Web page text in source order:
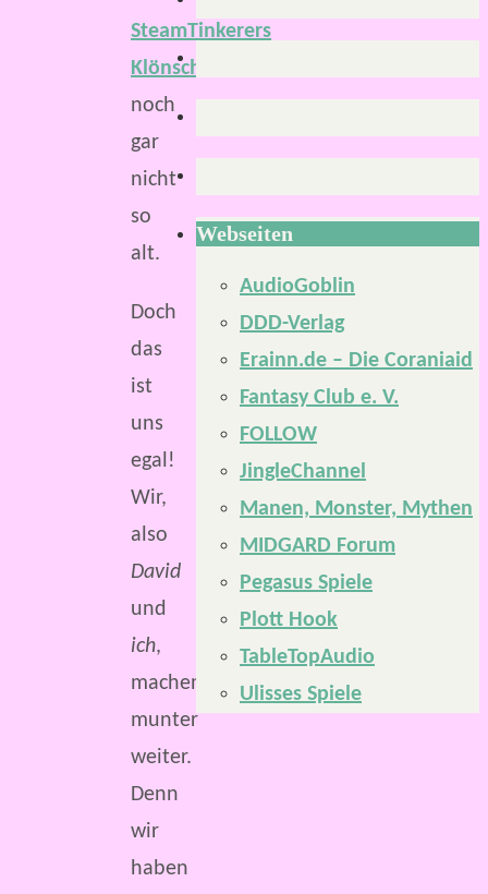
SteamTinkerers
Klönschnack
noch
gar
nicht
so
alt.
Doch
das
ist
uns
egal!
Wir,
also
David
und
ich,
machen
munter
weiter.
Denn
wir
haben
Webseiten
AudioGoblin
DDD-Verlag
Erainn.de – Die Coraniaid
Fantasy Club e. V.
FOLLOW
JingleChannel
Manen, Monster, Mythen
MIDGARD Forum
Pegasus Spiele
Plott Hook
TableTopAudio
Ulisses Spiele